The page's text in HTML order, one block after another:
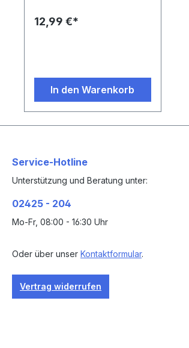
12,99 €*
In den Warenkorb
Service-Hotline
Unterstützung und Beratung unter:
02425 - 204
Mo-Fr, 08:00 - 16:30 Uhr
Oder über unser Kontaktformular.
Vertrag widerrufen